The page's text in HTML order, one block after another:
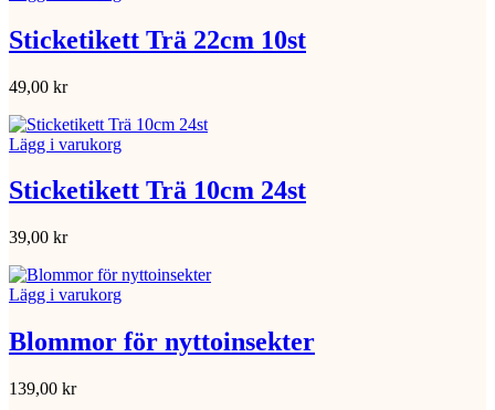
Sticketikett Trä 22cm 10st
49,00 kr
Lägg i varukorg
Sticketikett Trä 10cm 24st
39,00 kr
Lägg i varukorg
Blommor för nyttoinsekter
139,00 kr